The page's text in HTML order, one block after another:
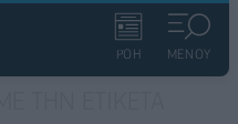
ΡΟΗ ΜΕΝΟΥ